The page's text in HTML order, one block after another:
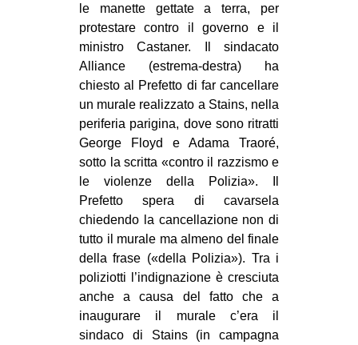
le manette gettate a terra, per
protestare contro il governo e il
ministro Castaner. Il sindacato
Alliance (estrema-destra) ha
chiesto al Prefetto di far cancellare
un murale realizzato a Stains, nella
periferia parigina, dove sono ritratti
George Floyd e Adama Traoré,
sotto la scritta «contro il razzismo e
le violenze della Polizia». Il
Prefetto spera di cavarsela
chiedendo la cancellazione non di
tutto il murale ma almeno del finale
della frase («della Polizia»). Tra i
poliziotti l’indignazione è cresciuta
anche a causa del fatto che a
inaugurare il murale c’era il
sindaco di Stains (in campagna